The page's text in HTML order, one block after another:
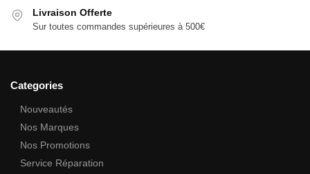
Livraison Offerte
Sur toutes commandes supérieures à 500€
Categories
Nouveautés
Nos Marques
Nos Promotions
Service Réparation